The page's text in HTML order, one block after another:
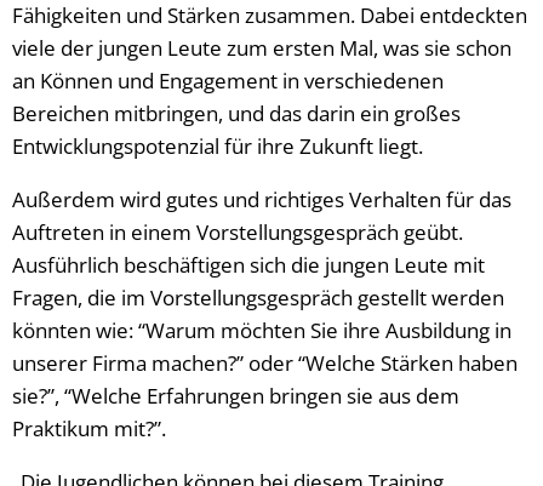
Fähigkeiten und Stärken zusammen. Dabei entdeckten
viele der jungen Leute zum ersten Mal, was sie schon
an Können und Engagement in verschiedenen
Bereichen mitbringen, und das darin ein großes
Entwicklungspotenzial für ihre Zukunft liegt.
Außerdem wird gutes und richtiges Verhalten für das
Auftreten in einem Vorstellungsgespräch geübt.
Ausführlich beschäftigen sich die jungen Leute mit
Fragen, die im Vorstellungsgespräch gestellt werden
könnten wie: “Warum möchten Sie ihre Ausbildung in
unserer Firma machen?” oder “Welche Stärken haben
sie?”, “Welche Erfahrungen bringen sie aus dem
Praktikum mit?”.